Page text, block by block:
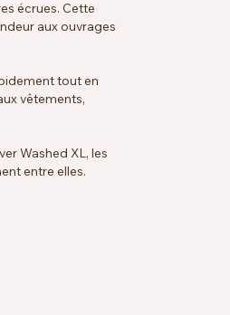
écrues. Cette
aux ouvrages
tout en
vêtements,
Washed XL, les
entre elles.